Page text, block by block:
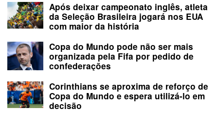
Após deixar campeonato inglês, atleta
da Seleção Brasileira jogará nos EUA
com maior da história
Copa do Mundo pode não ser mais
organizada pela Fifa por pedido de
confederações
Corinthians se aproxima de reforço de
Copa do Mundo e espera utilizá-lo em
decisão